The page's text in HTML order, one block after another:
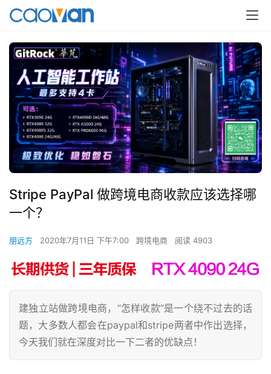
Stripe PayPal 做跨境电商收款应该选择哪
一个？
朋远方 2020年7月11日 下午7:00 跨境电商 阅读 4903
建独立站做跨境电商，“怎样收款”是一个绕不过去的话
题，大多数人都会在paypal和stripe两者中作出选择，
今天我们就在深度对比一下二者的优缺点！